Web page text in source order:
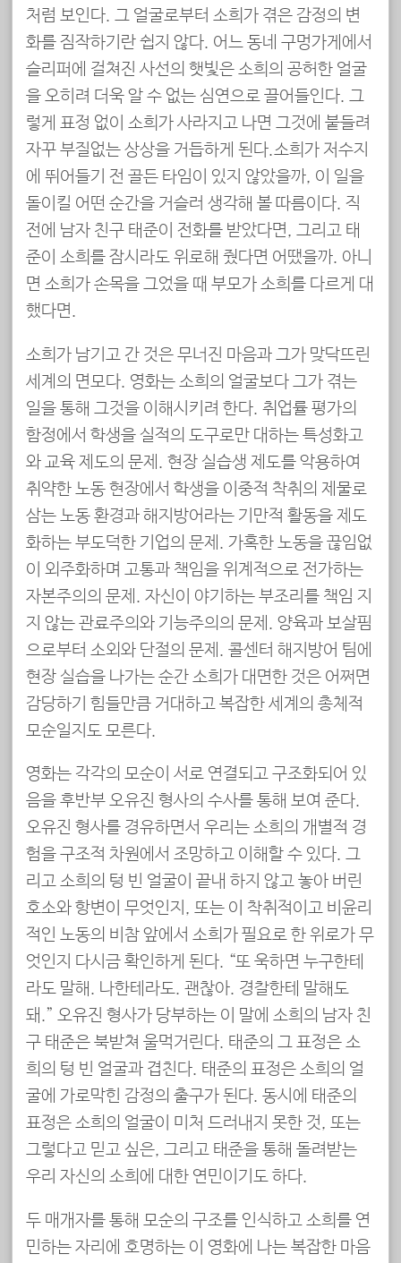
처럼 보인다. 그 얼굴로부터 소희가 겪은 감정의 변
화를 짐작하기란 쉽지 않다. 어느 동네 구멍가게에서
슬리퍼에 걸쳐진 사선의 햇빛은 소희의 공허한 얼굴
을 오히려 더욱 알 수 없는 심연으로 끌어들인다. 그
렇게 표정 없이 소희가 사라지고 나면 그것에 붙들려
자꾸 부질없는 상상을 거듭하게 된다.소희가 저수지
에 뛰어들기 전 골든 타임이 있지 않았을까, 이 일을
돌이킬 어떤 순간을 거슬러 생각해 볼 따름이다. 직
전에 남자 친구 태준이 전화를 받았다면, 그리고 태
준이 소희를 잠시라도 위로해 줬다면 어땠을까. 아니
면 소희가 손목을 그었을 때 부모가 소희를 다르게 대
했다면.
소희가 남기고 간 것은 무너진 마음과 그가 맞닥뜨린
세계의 면모다. 영화는 소희의 얼굴보다 그가 겪는
일을 통해 그것을 이해시키려 한다. 취업률 평가의
함정에서 학생을 실적의 도구로만 대하는 특성화고
와 교육 제도의 문제. 현장 실습생 제도를 악용하여
취약한 노동 현장에서 학생을 이중적 착취의 제물로
삼는 노동 환경과 해지방어라는 기만적 활동을 제도
화하는 부도덕한 기업의 문제. 가혹한 노동을 끊임없
이 외주화하며 고통과 책임을 위계적으로 전가하는
자본주의의 문제. 자신이 야기하는 부조리를 책임 지
지 않는 관료주의와 기능주의의 문제. 양육과 보살핌
으로부터 소외와 단절의 문제. 콜센터 해지방어 팀에
현장 실습을 나가는 순간 소희가 대면한 것은 어쩌면
감당하기 힘들만큼 거대하고 복잡한 세계의 총체적
모순일지도 모른다.
영화는 각각의 모순이 서로 연결되고 구조화되어 있
음을 후반부 오유진 형사의 수사를 통해 보여 준다.
오유진 형사를 경유하면서 우리는 소희의 개별적 경
험을 구조적 차원에서 조망하고 이해할 수 있다. 그
리고 소희의 텅 빈 얼굴이 끝내 하지 않고 놓아 버린
호소와 항변이 무엇인지, 또는 이 착취적이고 비윤리
적인 노동의 비참 앞에서 소희가 필요로 한 위로가 무
엇인지 다시금 확인하게 된다. “또 욱하면 누구한테
라도 말해. 나한테라도. 괜찮아. 경찰한테 말해도
돼.” 오유진 형사가 당부하는 이 말에 소희의 남자 친
구 태준은 북받쳐 울먹거린다. 태준의 그 표정은 소
희의 텅 빈 얼굴과 겹친다. 태준의 표정은 소희의 얼
굴에 가로막힌 감정의 출구가 된다. 동시에 태준의
표정은 소희의 얼굴이 미처 드러내지 못한 것, 또는
그렇다고 믿고 싶은, 그리고 태준을 통해 돌려받는
우리 자신의 소희에 대한 연민이기도 하다.
두 매개자를 통해 모순의 구조를 인식하고 소희를 연
민하는 자리에 호명하는 이 영화에 나는 복잡한 마음